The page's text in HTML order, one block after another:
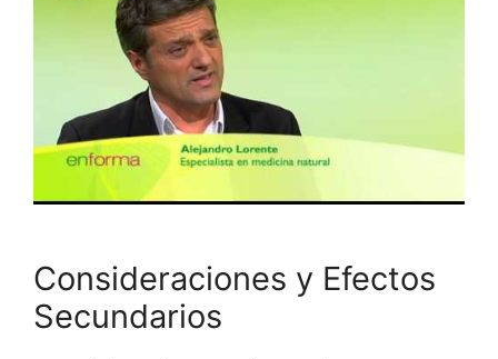
Consideraciones y Efectos
Secundarios